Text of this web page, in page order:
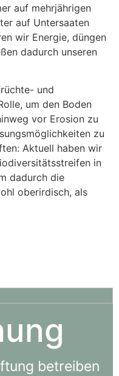
auf mehrjährigen
auf Untersaaten
wir Energie, düngen
dadurch unseren
und
um den Boden
vor Erosion zu
zu
Aktuell haben wir
in
dadurch die
oberirdisch, als
betreiben